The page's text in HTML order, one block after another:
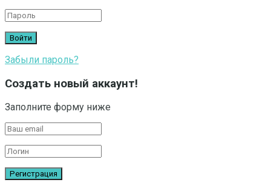
Забыли пароль?
Создать новый аккаунт!
Заполните форму ниже